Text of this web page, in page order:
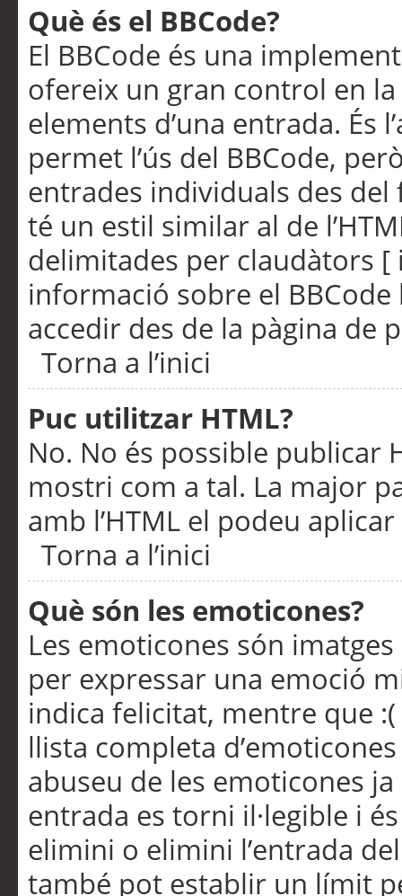
Què és el BBCode?
El BBCode és una
ofereix un gran control en
elements d’una entrada. És
permet l’ús del BBCode,
entrades individuals des
té un estil similar al de
delimitades per claudàtors [
informació sobre el
accedir des de la pàgina de
Torna a l’inici
Puc utilitzar HTML?
No. No és possible publicar
mostri com a tal. La major
amb l’HTML el podeu
Torna a l’inici
Què són les emoticones?
Les emoticones són
per expressar una emoció
indica felicitat, mentre que
llista completa
abuseu de les emoticones
entrada es torni il·legible i
elimini o elimini l’entrada
també pot establir un límit